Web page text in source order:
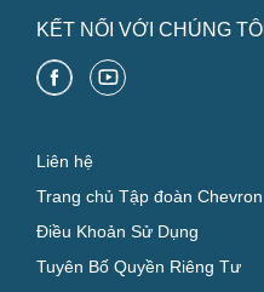
KẾT NỐI VỚI CHÚNG TÔI
Liên hệ
Trang chủ Tập đoàn Chevron
Điều Khoản Sử Dụng
Tuyên Bố Quyền Riêng Tư